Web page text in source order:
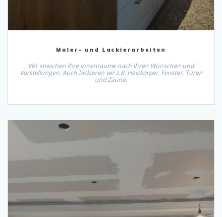
Maler- und Lackierarbeiten
Wir streichen Ihre Innenräume nach Ihren Wünschen und
Vorstellungen. Auch lackieren wir z.B. Heizkörper, Fenster, Türen
und Zäune.